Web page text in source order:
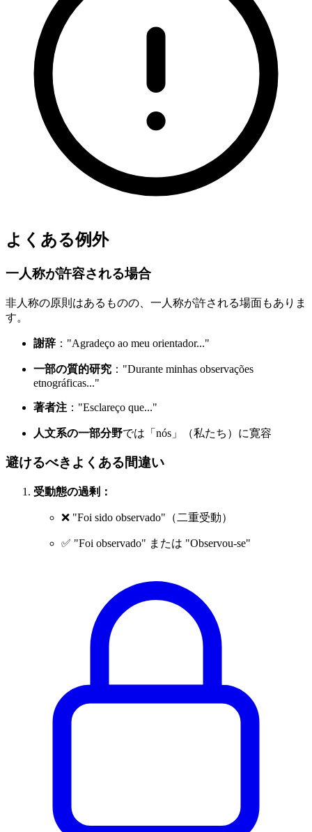
よくある例外
一人称が許容される場合
非人称の原則はあるものの、一人称が許される場面もありま
す。
謝辞 ："Agradeço ao meu orientador..."
一部の質的研究 ："Durante minhas observações
etnográficas..."
著者注 ："Esclareço que..."
人文系の一部分野では「nós」（私たち）に寛容
避けるべきよくある間違い
受動態の過剰：
❌ "Foi sido observado"（二重受動）
✅ "Foi observado" または "Observou-se"